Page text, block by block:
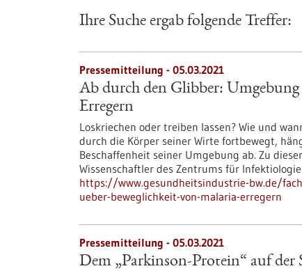
Ihre Suche ergab folgende Treffer:
Pressemitteilung - 05.03.2021
Ab durch den Glibber:
Erregern
Loskriechen oder treiben lassen? Wie und
durch die Körper seiner Wirte fortbewegt,
Beschaffenheit seiner Umgebung ab. Zu
Wissenschaftler des Zentrums für
https://www.gesundheitsindustrie-bw.de/
ueber-beweglichkeit-von-malaria-erregern
Pressemitteilung - 05.03.2021
Dem „Parkinson-Protein“ auf der